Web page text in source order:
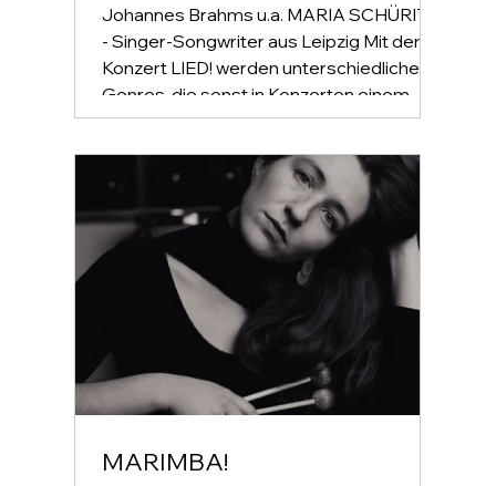
Johannes Brahms u.a. MARIA SCHÜRITZ
- Singer-Songwriter aus Leipzig Mit dem
Konzert LIED! werden unterschiedliche
Genres, die sonst in Konzerten einem
entsprechenden Publikum nur allein zu
gegenüber-gestellt werden. Die Grenzen
und Unterscheide, die im deutschen
Konzertleben zwischen E(rnste)- und
U(nterhaltung
MARIMBA!